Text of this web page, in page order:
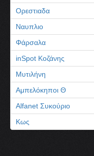
Ορεστιαδα
Ναυπλιο
Φάρσαλα
inSpot Κοζάνης
Μυτιλήνη
Αμπελόκηποι Θ
Alfanet Συκούριο
Κως